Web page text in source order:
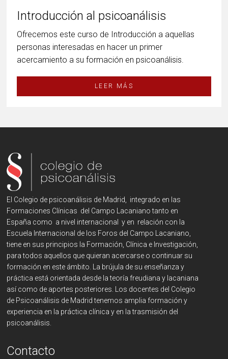
Introducción al psicoanálisis
Ofrecemos este curso de Introducción a aquellas
personas interesadas en hacer un primer
acercamiento a su formación en psicoanálisis.
LEER MÁS
El Colegio de psicoanálisis de Madrid, integrado en las
Formaciones Clínicas del Campo Lacaniano tanto en
España como a nivel internacional y en relación con la
Escuela Internacional de los Foros del Campo Lacaniano,
tiene en sus principios la Formación, Clínica e Investigación,
para todos aquellos que quieran acercarse o continuar su
formación en este ámbito. La brújula de su enseñanza y
práctica está orientada desde la teoría freudiana y lacaniana
así como de aportes posteriores. Los docentes del Colegio
de Psicoanálisis de Madrid tenemos amplia formación y
experiencia en la práctica clínica y en la trasmisión del
psicoanálisis.
Contacto